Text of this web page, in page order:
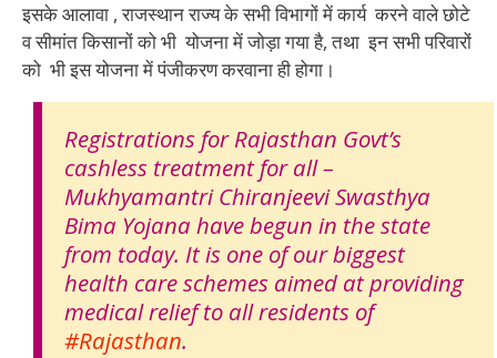
इसके आलावा , राजस्थान राज्य के सभी विभागों में कार्य करने वाले छोटे
व सीमांत किसानों को भी योजना में जोड़ा गया है, तथा इन सभी परिवारों
को भी इस योजना में पंजीकरण करवाना ही होगा।
Registrations for Rajasthan Govt’s
cashless treatment for all –
Mukhyamantri Chiranjeevi Swasthya
Bima Yojana have begun in the state
from today. It is one of our biggest
health care schemes aimed at providing
medical relief to all residents of
#Rajasthan.